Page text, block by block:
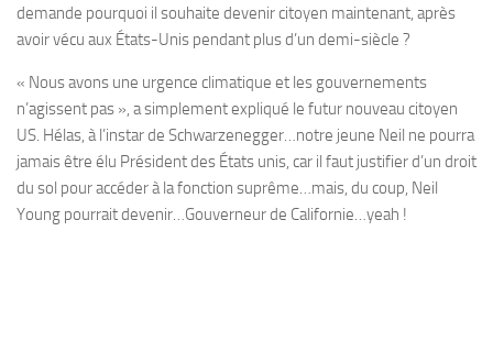
demande pourquoi il souhaite devenir citoyen maintenant, après
avoir vécu aux États-Unis pendant plus d’un demi-siècle ?
« Nous avons une urgence climatique et les gouvernements
n’agissent pas », a simplement expliqué le futur nouveau citoyen
US. Hélas, à l’instar de Schwarzenegger…notre jeune Neil ne pourra
jamais être élu Président des États unis, car il faut justifier d’un droit
du sol pour accéder à la fonction suprême…mais, du coup, Neil
Young pourrait devenir…Gouverneur de Californie…yeah !